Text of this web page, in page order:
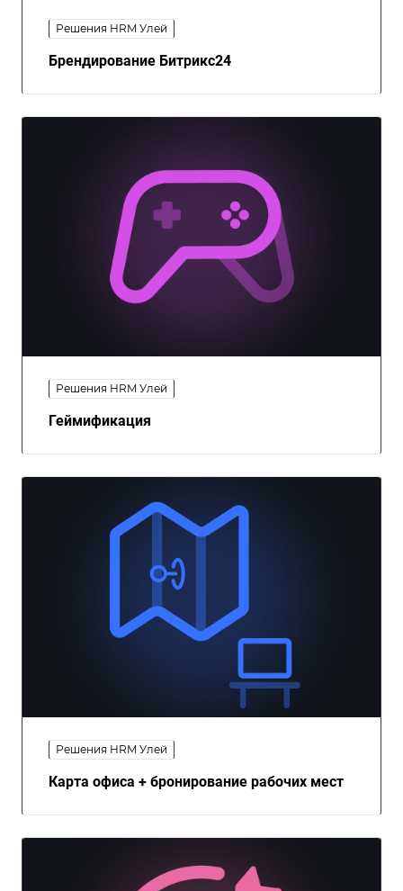
Решения HRM Улей
Брендирование Битрикс24
Решения HRM Улей
Геймификация
Решения HRM Улей
Карта офиса + бронирование рабочих мест